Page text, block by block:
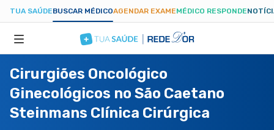
TUA SAÚDEBUSCAR MÉDICOAGENDAR EXAMEMÉDICO RESPONDE
ESPECIALIDADES
HOSPITAIS
Cirurgiões Oncológico
Ginecológicos no São Caetano
Steinmans Clínica Cirúrgica